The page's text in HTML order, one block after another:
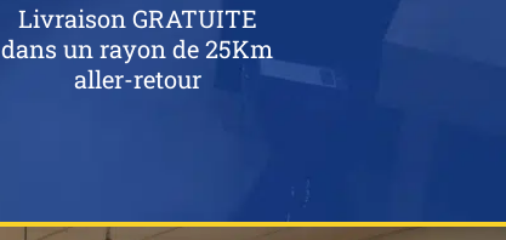
Livraison GRATUITE
dans un rayon de 25Km
aller-retour